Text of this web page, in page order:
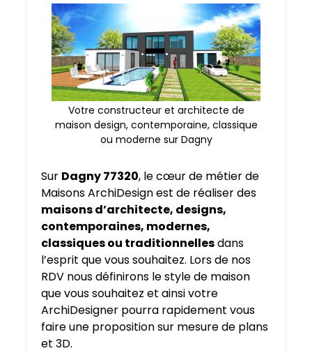
Votre constructeur et architecte de
maison design, contemporaine, classique
ou moderne sur Dagny
Sur Dagny 77320, le cœur de métier de
Maisons ArchiDesign est de réaliser des
maisons d’architecte, designs,
contemporaines, modernes,
classiques ou traditionnellesdans
l’esprit que vous souhaitez. Lors de nos
RDV nous définirons le style de maison
que vous souhaitez et ainsi votre
ArchiDesigner pourra rapidement vous
faire une proposition sur mesure de plans
et 3D.